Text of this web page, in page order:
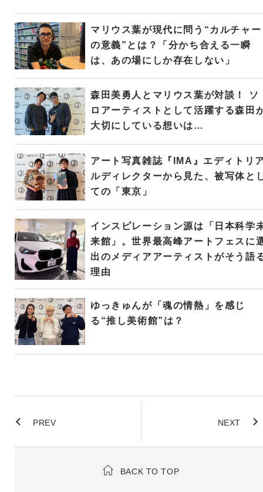
マリウス葉が現代に問う“カルチャー
の意義”とは？「分かち合える一瞬
は、あの場にしか存在しない」
森田美勇人とマリウス葉が対談！ ソ
ロアーティストとして活躍する森田
大切にしている想いは…
アート写真雑誌『IMA』エディトリ
ルディレクターから見た、被写体と
ての「東京」
インスピレーション源は「日本科学
来館」。世界最高峰アートフェスに
出のメディアアーティストがそう語
理由
ゆっきゅんが「魂の情熱」を感じ
る“推し美術館”は？
PREV NEXT
BACK TO TOP